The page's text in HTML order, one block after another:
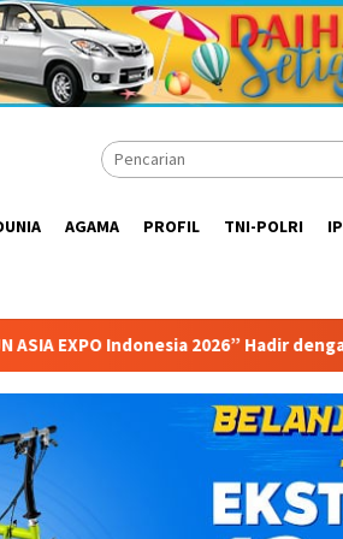
AGAMA PROFIL TNI-POLRI
Hadir dengan 150 peserta dari